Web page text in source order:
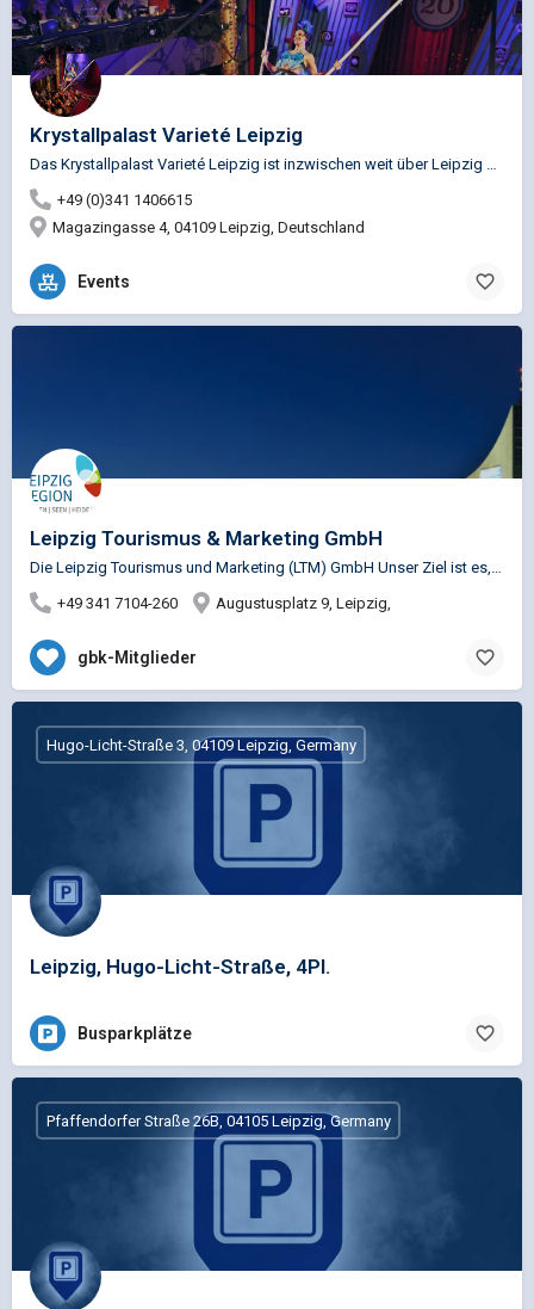
Krystallpalast Varieté Leipzig
Das Krystallpalast Varieté Leipzig ist inzwischen weit über Leipzig hinaus bekannt für seine einzigartige…
+49 (0)341 1406615
Magazingasse 4, 04109 Leipzig, Deutschland
Events
Leipzig Tourismus & Marketing GmbH
Die Leipzig Tourismus und Marketing (LTM) GmbH Unser Ziel ist es, ein starkes Image für Leipzig und die…
+49 341 7104-260
Augustusplatz 9, Leipzig,
gbk-Mitglieder
Leipzig, Hugo-Licht-Straße, 4Pl.
Hugo-Licht-Straße 3, 04109 Leipzig, Germany
Busparkplätze
Pfaffendorfer Straße 26B, 04105 Leipzig, Germany